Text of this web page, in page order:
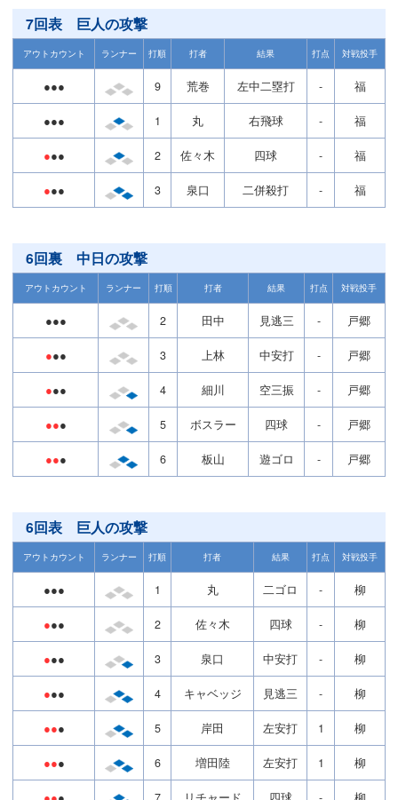
7回表 巨人の攻撃
アウトカウント ランナー 打順 打者 結果 打点 対戦投手
●●● 9 荒巻 左中二塁打 - 福
●●● 1 丸 右飛球 - 福
●●● 2 佐々木 四球 - 福
●●● 3 泉口 二併殺打 - 福
6回裏 中日の攻撃
アウトカウント ランナー 打順 打者 結果 打点 対戦投手
●●● 2 田中 見逃三 - 戸郷
●●● 3 上林 中安打 - 戸郷
●●● 4 細川 空三振 - 戸郷
●●● 5 ボスラー 四球 - 戸郷
●●● 6 板山 遊ゴロ - 戸郷
6回表 巨人の攻撃
アウトカウント ランナー 打順 打者 結果 打点 対戦投手
●●● 1 丸 二ゴロ - 柳
●●● 2 佐々木 四球 - 柳
●●● 3 泉口 中安打 - 柳
●●● 4 キャベッジ 見逃三 - 柳
●●● 5 岸田 左安打 1 柳
●●● 6 増田陸 左安打 1 柳